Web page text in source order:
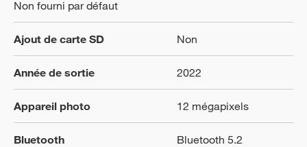
Non fourni par défaut
Ajout de carte SD Non
Année de sortie 2022
Appareil photo 12 mégapixels
Bluetooth Bluetooth 5.2